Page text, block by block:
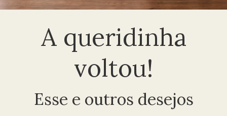
A queridinha
voltou!
Esse e outros desejos